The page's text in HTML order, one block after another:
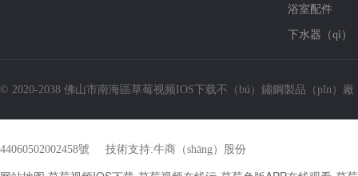
浴室配件
下水器（qì）
© 2020-2038 佛山市南海區草莓视频IOS下载不（bú）鏽鋼製品（pǐn）廠
44060502002458號 技術支持:牛商（shāng）股份